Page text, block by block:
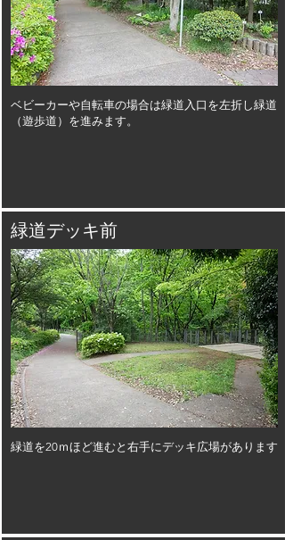
ベビーカーや自転車の場合は緑道入口を左折し緑道
（遊歩道）を進みます。
緑道デッキ前
緑道を20ｍほど進むと右手にデッキ広場があります